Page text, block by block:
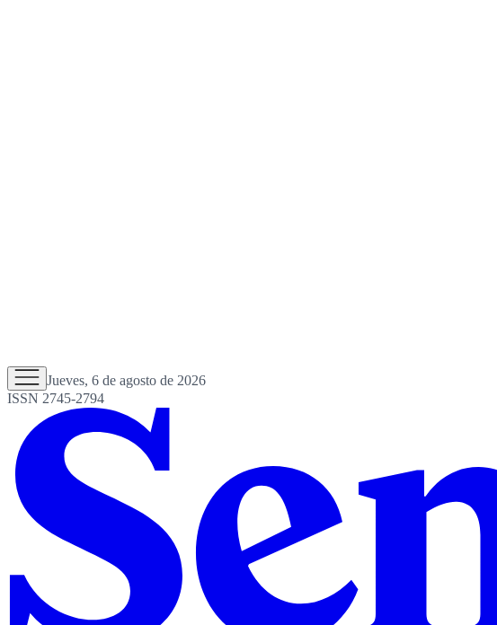
Jueves, 6 de agosto de 2026
ISSN 2745-2794